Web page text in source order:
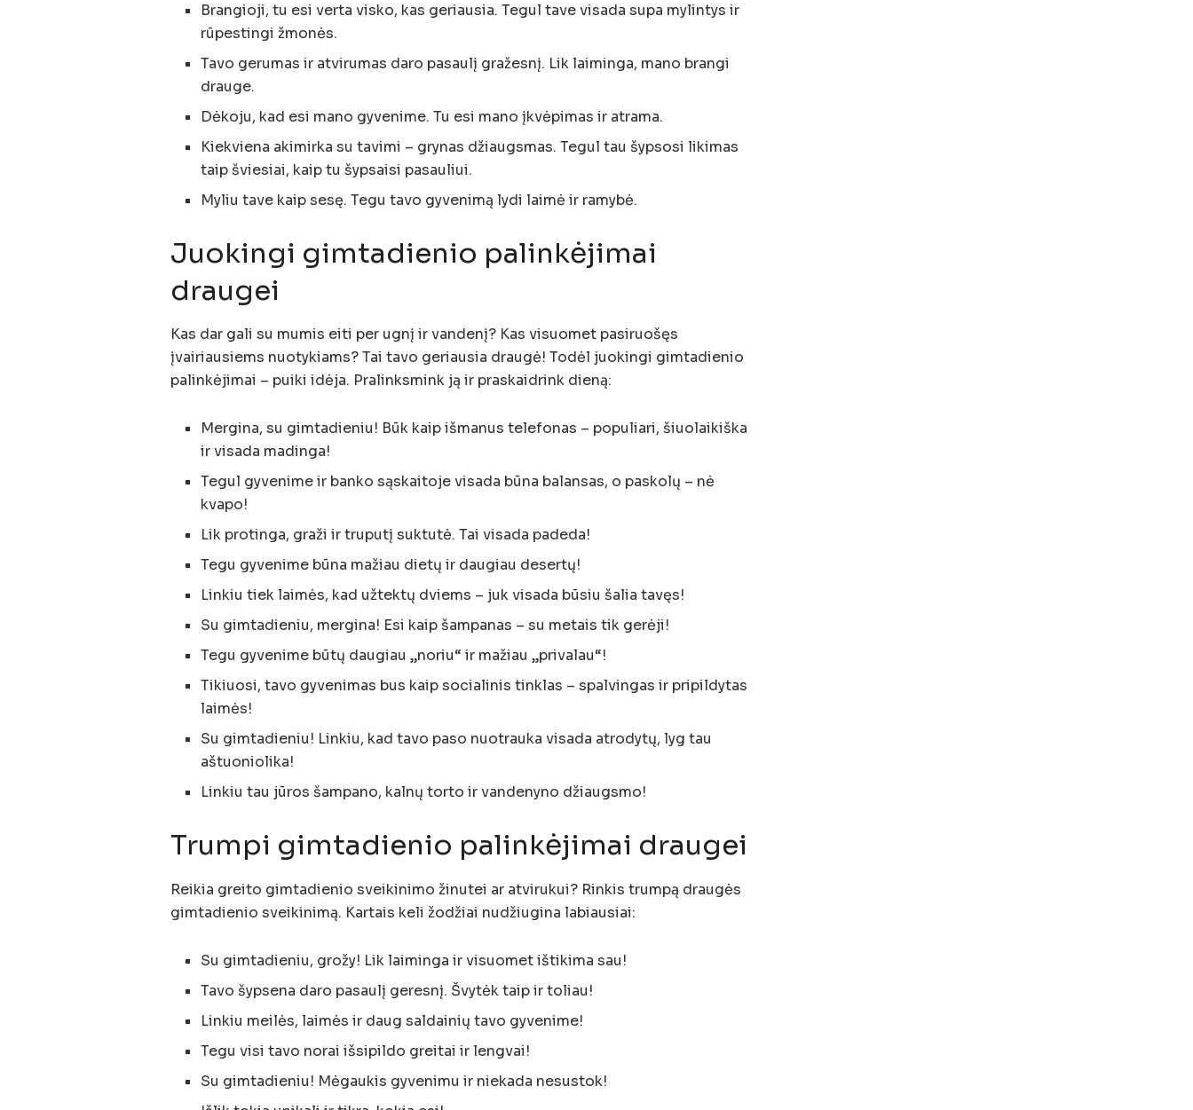
Brangioji, tu esi verta visko, kas geriausia. Tegul tave visada supa mylintys ir
rūpestingi žmonės.
Tavo gerumas ir atvirumas daro pasaulį gražesnį. Lik laiminga, mano brangi
drauge.
Dėkoju, kad esi mano gyvenime. Tu esi mano įkvėpimas ir atrama.
Kiekviena akimirka su tavimi – grynas džiaugsmas. Tegul tau šypsosi likimas
taip šviesiai, kaip tu šypsaisi pasauliui.
Myliu tave kaip sesę. Tegu tavo gyvenimą lydi laimė ir ramybė.
Juokingi gimtadienio palinkėjimai
draugei
Kas dar gali su mumis eiti per ugnį ir vandenį? Kas visuomet pasiruošęs
įvairiausiems nuotykiams? Tai tavo geriausia draugė! Todėl juokingi gimtadienio
palinkėjimai – puiki idėja. Pralinksmink ją ir praskaidrink dieną:
Mergina, su gimtadieniu! Būk kaip išmanus telefonas – populiari, šiuolaikiška
ir visada madinga!
Tegul gyvenime ir banko sąskaitoje visada būna balansas, o paskolų – nė
kvapo!
Lik protinga, graži ir truputį suktutė. Tai visada padeda!
Tegu gyvenime būna mažiau dietų ir daugiau desertų!
Linkiu tiek laimės, kad užtektų dviems – juk visada būsiu šalia tavęs!
Su gimtadieniu, mergina! Esi kaip šampanas – su metais tik gerėji!
Tegu gyvenime būtų daugiau „noriu“ ir mažiau „privalau“!
Tikiuosi, tavo gyvenimas bus kaip socialinis tinklas – spalvingas ir pripildytas
laimės!
Su gimtadieniu! Linkiu, kad tavo paso nuotrauka visada atrodytų, lyg tau
aštuoniolika!
Linkiu tau jūros šampano, kalnų torto ir vandenyno džiaugsmo!
Trumpi gimtadienio palinkėjimai draugei
Reikia greito gimtadienio sveikinimo žinutei ar atvirukui? Rinkis trumpą draugės
gimtadienio sveikinimą. Kartais keli žodžiai nudžiugina labiausiai:
Su gimtadieniu, grožy! Lik laiminga ir visuomet ištikima sau!
Tavo šypsena daro pasaulį geresnį. Švytėk taip ir toliau!
Linkiu meilės, laimės ir daug saldainių tavo gyvenime!
Tegu visi tavo norai išsipildo greitai ir lengvai!
Su gimtadieniu! Mėgaukis gyvenimu ir niekada nesustok!